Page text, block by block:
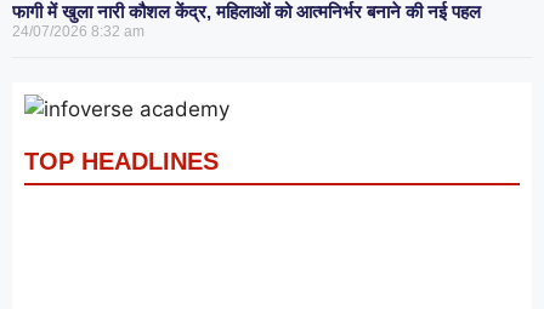
फागी में खुला नारी कौशल केंद्र, महिलाओं को आत्मनिर्भर बनाने की नई पहल
24/07/2026 8:32 am
TOP HEADLINES